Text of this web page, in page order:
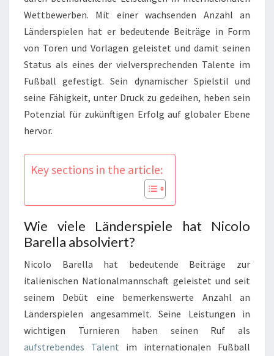
Wettbewerben. Mit einer wachsenden Anzahl an
Länderspielen hat er bedeutende Beiträge in Form
von Toren und Vorlagen geleistet und damit seinen
Status als eines der vielversprechenden Talente im
Fußball gefestigt. Sein dynamischer Spielstil und
seine Fähigkeit, unter Druck zu gedeihen, heben sein
Potenzial für zukünftigen Erfolg auf globaler Ebene
hervor.
Key sections in the article:
Wie viele Länderspiele hat Nicolo
Barella absolviert?
Nicolo Barella hat bedeutende Beiträge zur
italienischen Nationalmannschaft geleistet und seit
seinem Debüt eine bemerkenswerte Anzahl an
Länderspielen angesammelt. Seine Leistungen in
wichtigen Turnieren haben seinen Ruf als
aufstrebendes Talent im internationalen Fußball